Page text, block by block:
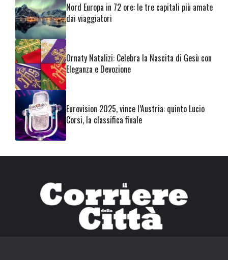
Nord Europa in 72 ore: le tre capitali più amate
dai viaggiatori
Ornaty Natalizi: Celebra la Nascita di Gesù con
Eleganza e Devozione
Eurovision 2025, vince l’Austria: quinto Lucio
Corsi, la classifica finale